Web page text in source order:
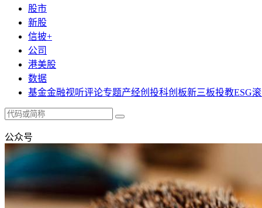
股市
新股
信披+
公司
港美股
数据
基金金融视听评论专题产经创投科创板新三板投教ESG
公众号